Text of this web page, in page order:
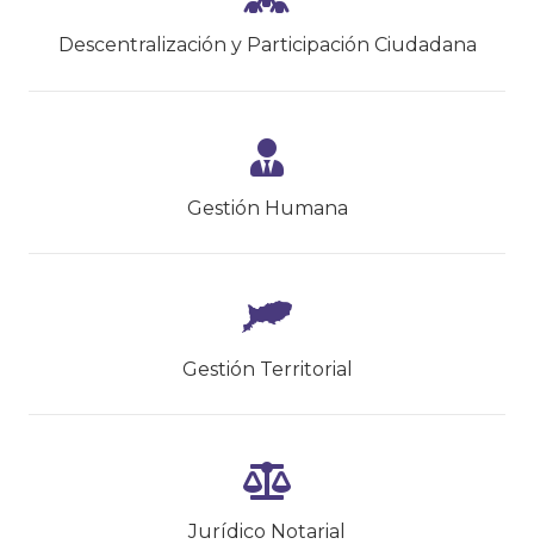
Descentralización y Participación Ciudadana
Gestión Humana
Gestión Territorial
Jurídico Notarial